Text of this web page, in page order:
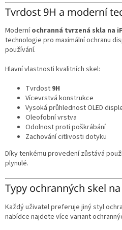
Tvrdost 9H a moderní
Moderníochranná tvrzená skla na
technologie pro maximální ochranu
používání.
Hlavní vlastnosti kvalitních skel:
Tvrdost 9H
Vícevrstvá konstrukce
Vysoká průhlednost OLED
Oleofobní vrstva
Odolnost proti poškrábání
Zachování citlivosti dotyku
Díky tenkému provedení zůstává
plynulé.
Typy ochranných skel
Každý uživatel preferuje jiný styl
nabídce najdete více variant